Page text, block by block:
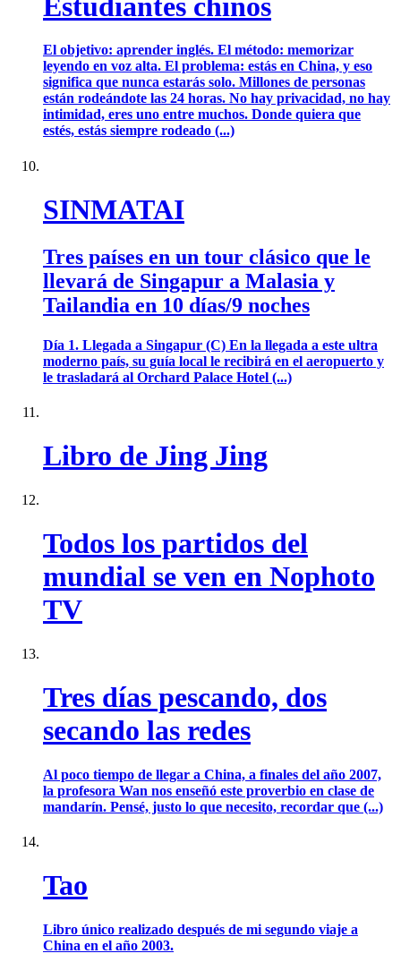
El objetivo: aprender inglés. El método: memorizar
leyendo en voz alta. El problema: estás en China, y eso
significa que nunca estarás solo. Millones de personas
están rodeándote las 24 horas. No hay privacidad, no hay
intimidad, eres uno entre muchos. Donde quiera que
estés, estás siempre rodeado (...)
SINMATAI
Tres países en un tour clásico que le
llevará de Singapur a Malasia y
Tailandia en 10 días/9 noches
Día 1. Llegada a Singapur (C) En la llegada a este ultra
moderno país, su guía local le recibirá en el aeropuerto y
le trasladará al Orchard Palace Hotel (...)
Libro de Jing Jing
Todos los partidos del
mundial se ven en Nophoto
TV
Tres días pescando, dos
secando las redes
Al poco tiempo de llegar a China, a finales del año 2007,
la profesora Wan nos enseñó este proverbio en clase de
mandarín. Pensé, justo lo que necesito, recordar que (...)
Tao
Libro único realizado después de mi segundo viaje a
China en el año 2003.